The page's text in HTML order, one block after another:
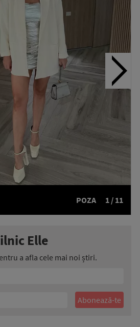
POZA 1 / 11
Elle
a afla cele mai noi știri.